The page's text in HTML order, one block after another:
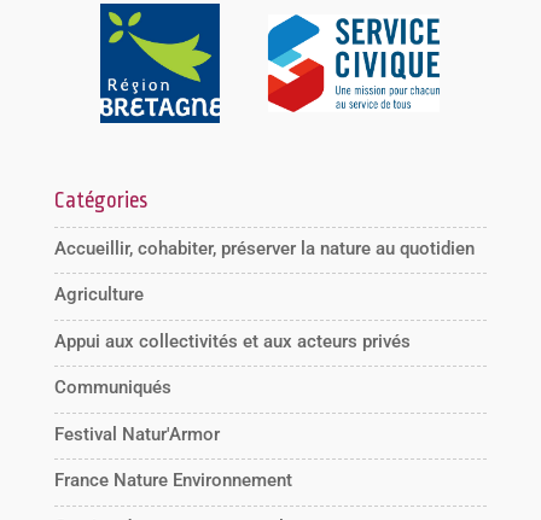
Catégories
Accueillir, cohabiter, préserver la nature au quotidien
Agriculture
Appui aux collectivités et aux acteurs privés
Communiqués
Festival Natur'Armor
France Nature Environnement